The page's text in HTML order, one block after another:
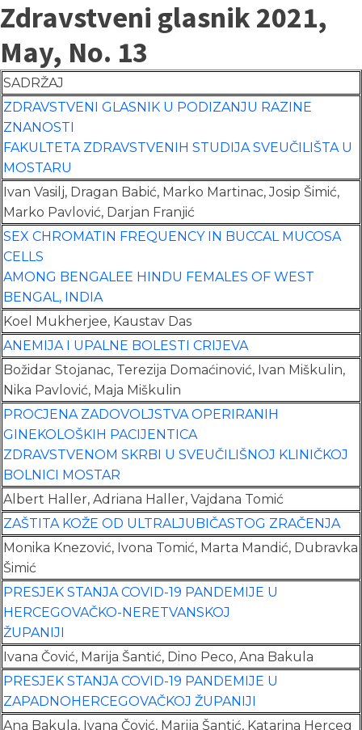
Zdravstveni glasnik 2021,
May, No. 13
SADRŽAJ
ZDRAVSTVENI GLASNIK U PODIZANJU RAZINE
ZNANOSTI
FAKULTETA ZDRAVSTVENIH STUDIJA SVEUČILIŠTA U
MOSTARU
Ivan Vasilj, Dragan Babić, Marko Martinac, Josip Šimić,
Marko Pavlović, Darjan Franjić
SEX CHROMATIN FREQUENCY IN BUCCAL MUCOSA
CELLS
AMONG BENGALEE HINDU FEMALES OF WEST
BENGAL, INDIA
Koel Mukherjee, Kaustav Das
ANEMIJA I UPALNE BOLESTI CRIJEVA
Božidar Stojanac, Terezija Domaćinović, Ivan Miškulin,
Nika Pavlović, Maja Miškulin
PROCJENA ZADOVOLJSTVA OPERIRANIH
GINEKOLOŠKIH PACIJENTICA
ZDRAVSTVENOM SKRBI U SVEUČILIŠNOJ KLINIČKOJ
BOLNICI MOSTAR
Albert Haller, Adriana Haller, Vajdana Tomić
ZAŠTITA KOŽE OD ULTRALJUBIČASTOG ZRAČENJA
Monika Knezović, Ivona Tomić, Marta Mandić, Dubravka
Šimić
PRESJEK STANJA COVID-19 PANDEMIJE U
HERCEGOVAČKO-NERETVANSKOJ
ŽUPANIJI
Ivana Čović, Marija Šantić, Dino Peco, Ana Bakula
PRESJEK STANJA COVID-19 PANDEMIJE U
ZAPADNOHERCEGOVAČKOJ ŽUPANIJI
Ana Bakula, Ivana Čović, Marija Šantić, Katarina Herceg